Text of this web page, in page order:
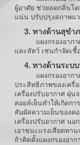
ผู้อาศัย ช่วยลดกลิ่นโ
แน่น ปรับปรุงสภาพแ
3. ทางด้านสุขำ
แผงกรองอากาศจ
และสัตว์ เช่นกำจัดเ
4. ทางด้านระบ
แผงกรองอากาศ
ประสิทธิภาพของเครื่
เครื่องปรับอากาศ ฝุ่น
คอยล์เย็นทำให้เกิดก
สัมผัสความเย็นของค
เครื่องปรับอากาศ น
เอาชนะแรงเสียดทา
ถ้าติดตั้งแผงกรองอา